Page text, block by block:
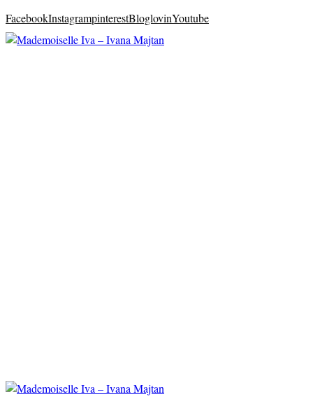
FacebookInstagrampinterestBloglovinYoutube